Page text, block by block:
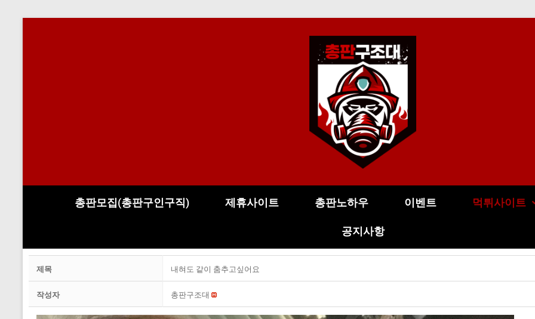
총판모집(총판구인구직) 제휴사이트 총판노하우 이벤트 먹튀사이트
공지사항
제목 내혀도 같이 춤추고싶어요
작성자 총판구조대